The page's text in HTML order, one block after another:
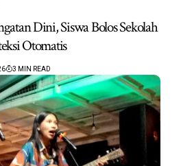
Dini, Siswa Bolos Sekolah
Otomatis
3 MIN READ